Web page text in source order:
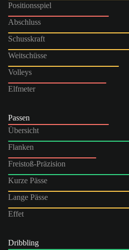
Positionsspiel
Abschluss
Schusskraft
Weitschüsse
Volleys
Elfmeter
Passen
Übersicht
Flanken
Freistoß-Präzision
Kurze Pässe
Lange Pässe
Effet
Dribbling